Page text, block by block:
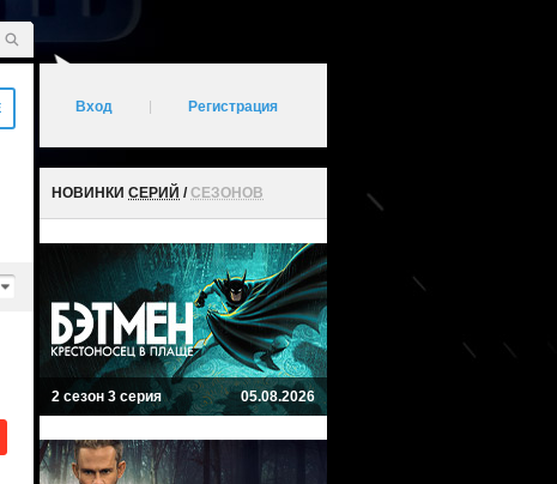
Вход Регистрация
НОВИНКИ СЕРИЙ /СЕЗОНОВ
2 сезон 3 серия 05.08.2026